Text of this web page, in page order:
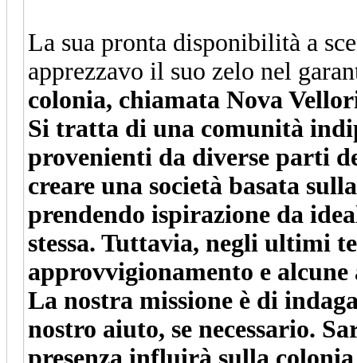
La sua pronta disponibilità a
apprezzavo il suo zelo nel
colonia, chiamata Nova
Si tratta di una comunità
provenienti da diverse parti
creare una società basata
prendendo ispirazione da
stessa. Tuttavia, negli ultimi
approvvigionamento e
La nostra missione è di
nostro aiuto, se necessario.